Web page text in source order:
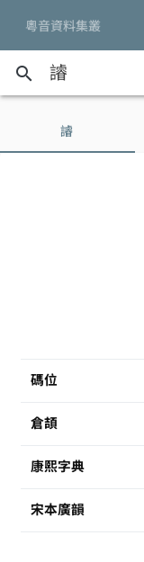
粵音資料集叢
search
䜜
碼位
倉頡
康熙字典
宋本廣韻